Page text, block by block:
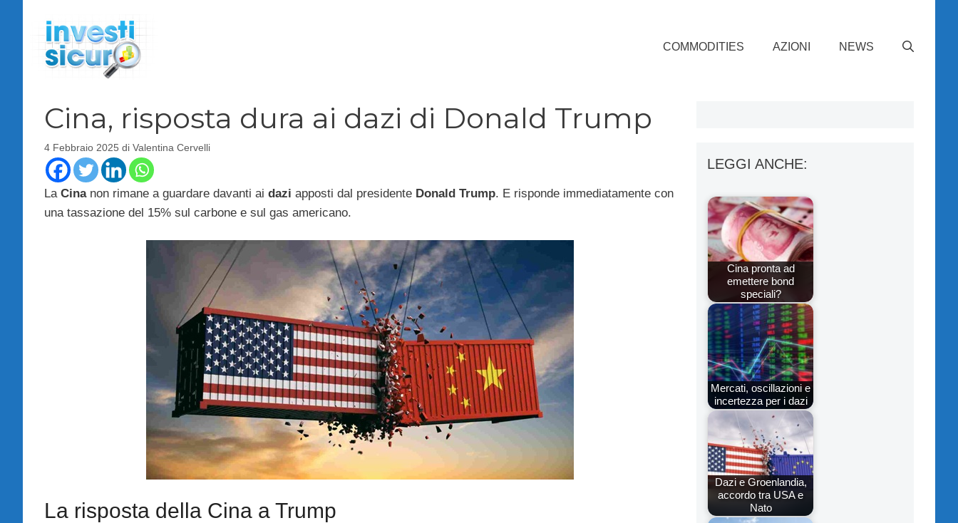
contenuto
COMMODITIES AZIONI NEWS
Cina, risposta dura ai dazi di Donald Trump
4 Febbraio 2025 di Valentina Cervelli
La Cinanon rimane a guardare davanti ai dazi apposti dal presidente Donald Trump. E risponde immediatamente con
una tassazione del 15% sul carbone e sul gas americano.
La risposta della Cina a Trump
LEGGI ANCHE:
Cina pronta ad
emettere bond
speciali?
Mercati, oscillazioni e
incertezza per i dazi
Dazi e Groenlandia,
accordo tra USA e
Nato